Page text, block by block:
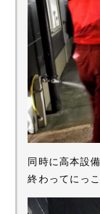
同時に高本設
終わってにっ